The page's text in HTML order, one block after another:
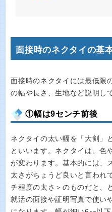
面接時のネクタイの基
面接時のネクタイには最低限
の幅や長さ、生地など説明し
①幅は9センチ前後
ネクタイの太い幅を「大剣」
といいます。ネクタイは、色
が変わります。基本的には、
太さがちょうど良いと言われ
チ程度の太さ＞のものだと、
就活の面接や証明写真で使い